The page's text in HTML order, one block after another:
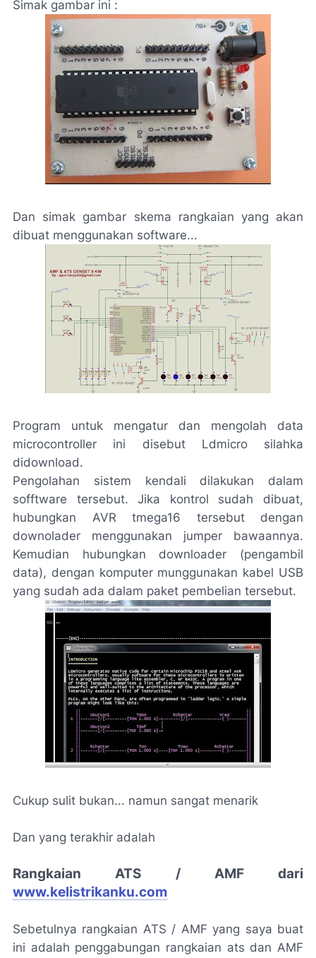
Simak gambar ini :
Dan simak gambar skema rangkaian yang akan
dibuat menggunakan software...
Program untuk mengatur dan mengolah data
microcontroller ini disebut Ldmicro silahka
didownload.
Pengolahan sistem kendali dilakukan dalam
sofftware tersebut. Jika kontrol sudah dibuat,
hubungkan AVR tmega16 tersebut dengan
downolader menggunakan jumper bawaannya.
Kemudian hubungkan downloader (pengambil
data), dengan komputer munggunakan kabel USB
yang sudah ada dalam paket pembelian tersebut.
Cukup sulit bukan... namun sangat menarik
Dan yang terakhir adalah
Rangkaian ATS / AMF dari
www.kelistrikanku.com
Sebetulnya rangkaian ATS / AMF yang saya buat
ini adalah penggabungan rangkaian ats dan AMF